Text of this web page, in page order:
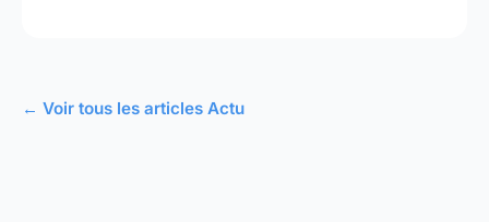
← Voir tous les articles Actu